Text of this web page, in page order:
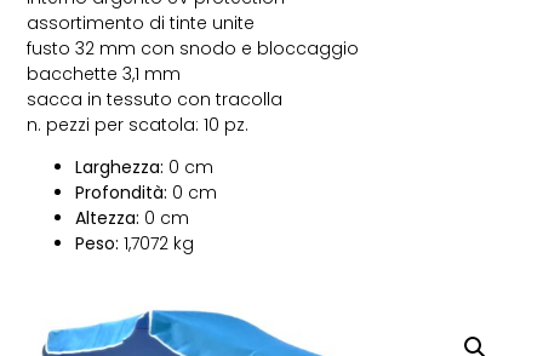
assortimento di tinte unite
fusto 32 mm con snodo e bloccaggio
bacchette 3,1 mm
sacca in tessuto con tracolla
n. pezzi per scatola: 10 pz.
Larghezza: 0 cm
Profondità: 0 cm
Altezza: 0 cm
Peso: 1,7072 kg